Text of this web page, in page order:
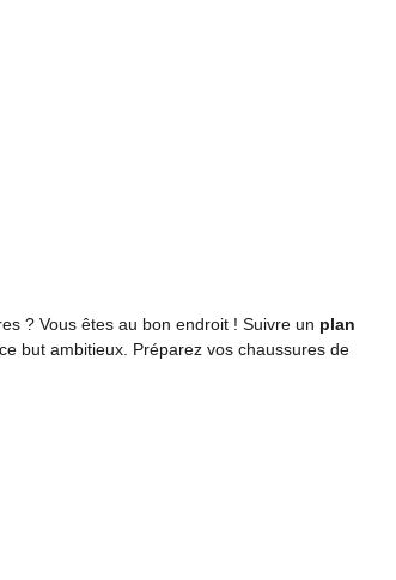
? Vous êtes au bon endroit ! Suivre un plan
but ambitieux. Préparez vos chaussures de